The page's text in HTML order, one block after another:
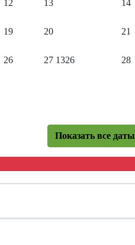
12 13 14
19 20 21
26 27 1326 28
Показать все даты